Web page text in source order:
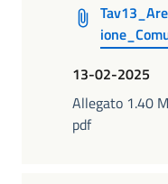
13-02-2025
Allegato 1.40
pdf